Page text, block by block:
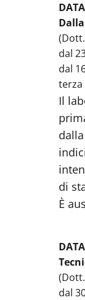
dal
dal
terza
Il
di
È
dal